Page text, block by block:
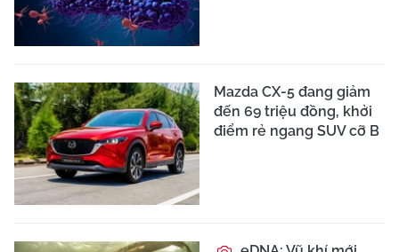
Mazda CX-5 đang giảm
đến 69 triệu đồng, khởi
điểm rẻ ngang SUV cỡ B